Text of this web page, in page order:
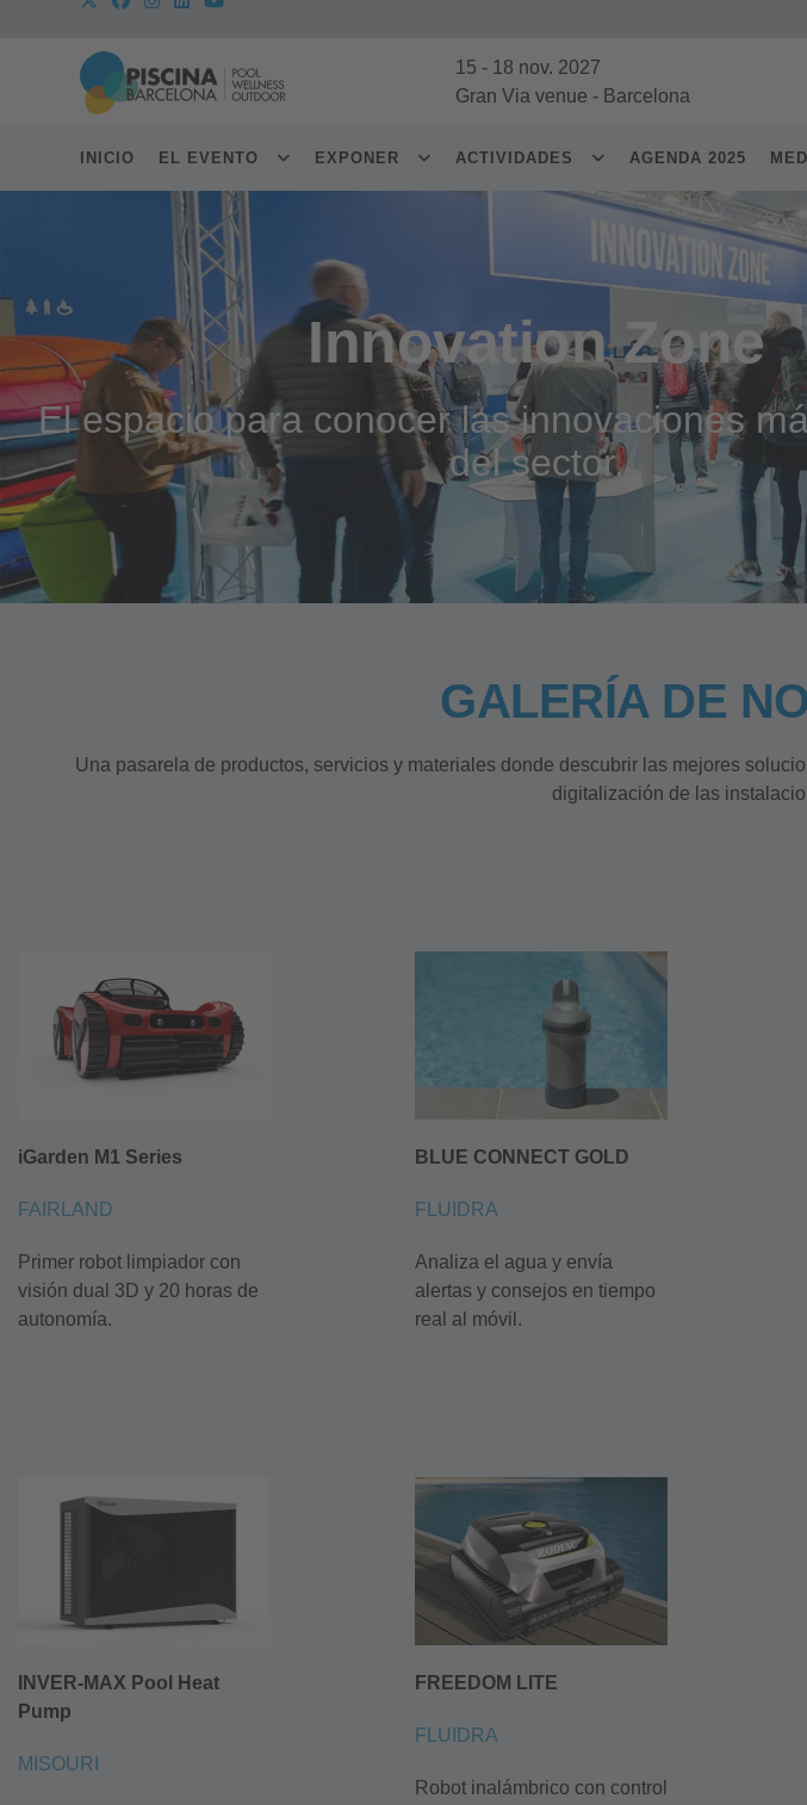
15 - 18 nov. 2027
Gran Via venue - Barcelona
INICIO EL EVENTO EXPONER ACTIVIDADES AGENDA 2025
Innovation Zone
El espacio para conocer las innovaciones
del sector.
GALERÍA DE
Una pasarela de productos, servicios y materiales donde descubrir las mejores
digitalización de las
iGarden M1 Series
FAIRLAND
Primer robot limpiador con
visión dual 3D y 20 horas de
autonomía.
BLUE CONNECT GOLD
FLUIDRA
Analiza el agua y envía
alertas y consejos en tiempo
real al móvil.
INVER-MAX Pool Heat
Pump
MISOURI
FREEDOM LITE
FLUIDRA
Robot inalámbrico con control